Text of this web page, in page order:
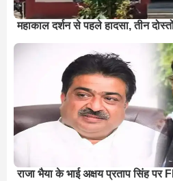
महाकाल दर्शन से पहले हादसा, तीन
राजा भैया के भाई अक्षय प्रताप सिंह